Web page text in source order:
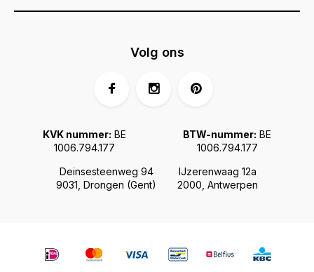
Deinsesteenweg 94
9031, Drongen (Gent)
IJzerenwaag 12a
2000, Antwerpen
KVK nummer: BE
1006.794.177
BTW-nummer: BE
1006.794.177
Volg ons